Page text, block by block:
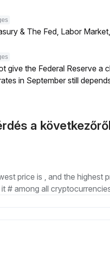
& The Fed, Labor
give the Federal Reserve a
in September still
a
price is , and the highest
# among all